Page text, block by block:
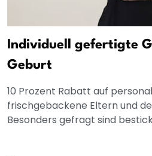
Individuell gefertigte
Geburt
10 Prozent Rabatt auf
frischgebackene Eltern und
Besonders gefragt sind